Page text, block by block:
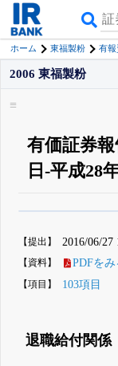
ホーム 東福製粉 有報
2006 東福製粉
有価証券報
日-平成28
詳しく見られる
登録すると永久
【提出】 2016/06/27
【資料】 PDFをみ
【項目】 103項目
退職給付関係